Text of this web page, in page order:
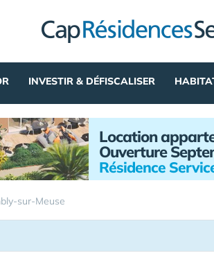
INVESTIR & DÉFISCALISER
Location
Ouverture
Résidence
sur-Meuse